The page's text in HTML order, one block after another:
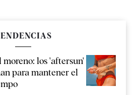
los 'aftersun'
para mantener el